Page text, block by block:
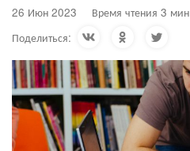
26 Июн 2023 Время чтения 3 мин
Поделиться: